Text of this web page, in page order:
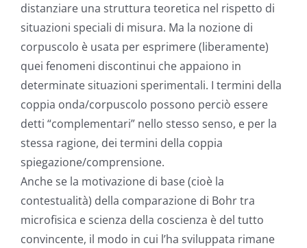
distanziare una struttura teoretica nel rispetto di
situazioni speciali di misura. Ma la nozione di
corpuscolo è usata per esprimere (liberamente)
quei fenomeni discontinui che appaiono in
determinate situazioni sperimentali. I termini della
coppia onda/corpuscolo possono perciò essere
detti “complementari” nello stesso senso, e per la
stessa ragione, dei termini della coppia
spiegazione/comprensione.
Anche se la motivazione di base (cioè la
contestualità) della comparazione di Bohr tra
microfisica e scienza della coscienza è del tutto
convincente, il modo in cui l’ha sviluppata rimane